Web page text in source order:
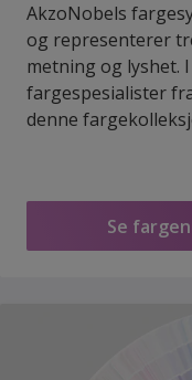
AkzoNobels
og representerer
metning og lyshet.
fargespesialister
denne
Se